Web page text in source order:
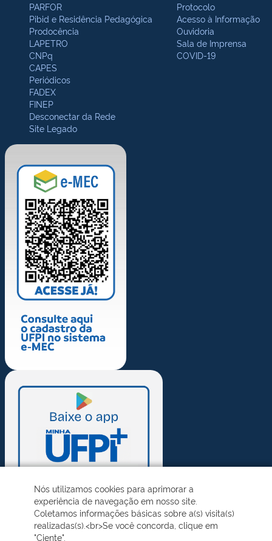
PARFOR
Pibid e Residência Pedagógica
Prodocência
LAPETRO
CNPq
CAPES
Periódicos
FADEX
FINEP
Desconectar da Rede
Site Legado
Protocolo
Acesso à Informação
Ouvidoria
Sala de Imprensa
COVID-19
Nós utilizamos cookies para aprimorar a
experiência de navegação em nosso site.
Coletamos informações básicas sobre a(s) visita(s)
realizadas(s).<br>Se você concorda, clique em
"Ciente".